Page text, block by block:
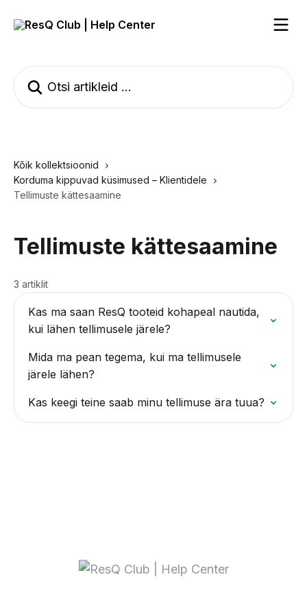
Kõik kollektsioonid
Korduma kippuvad küsimused – Klientidele
Tellimuste kättesaamine
Tellimuste kättesaamine
3 artiklit
Kas ma saan ResQ tooteid kohapeal nautida,
kui lähen tellimusele järele?
Mida ma pean tegema, kui ma tellimusele
järele lähen?
Kas keegi teine saab minu tellimuse ära tuua?